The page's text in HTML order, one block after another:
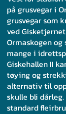
på grusvegar i
grusvegar som
ved
Ormaskogen
mange i
Giskehallen II
tøying og
alternativ til
skulle bli
standard